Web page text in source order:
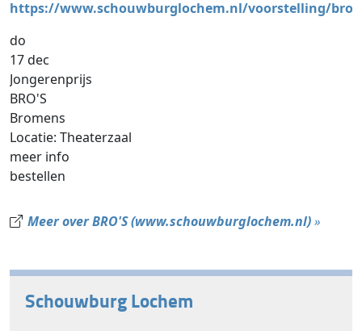
https://www.schouwburglochem.nl/voorstelling/bros
do
17 dec
Jongerenprijs
BRO'S
Bromens
Locatie: Theaterzaal
meer info
bestellen
Meer over BRO'S (www.schouwburglochem.nl)»
Schouwburg Lochem